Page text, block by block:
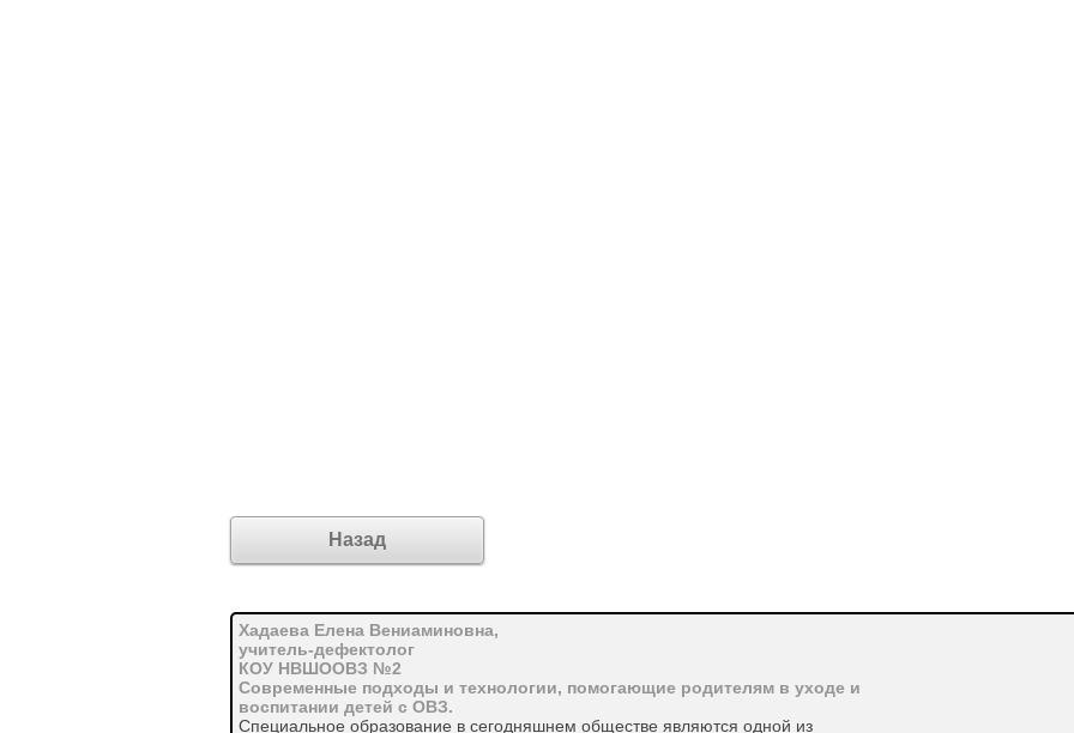
Назад
Хадаева Елена Вениаминовна,
учитель-дефектолог
КОУ НВШООВЗ №2
Современные подходы и технологии, помогающие родителям в уходе и
воспитании детей с ОВЗ.
Специальное образование в сегодняшнем обществе являются одной из